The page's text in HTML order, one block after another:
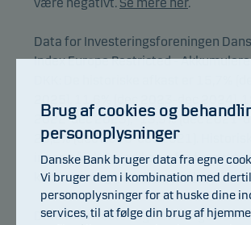
Data for Investeringsforeningen
Index Europe Restricted -
2022-dec 2023), -13,9% (dec 2021-
25,2% (dec 2020-dec 2021).
ingen pålidelig indikator for
kan være negativt.Se mere her.
Data for Investeringsforeningen
Brug af cookies og
personoplysninger
Danske Bank bruger data fra egne
Vi bruger dem i kombination med
personoplysninger for at huske dine
services, til at følge din brug af